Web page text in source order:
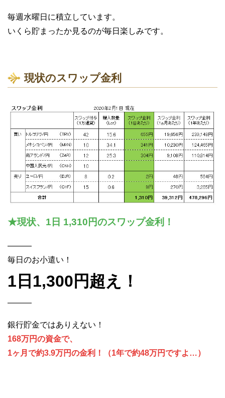
毎週水曜日に積立しています。
いくら貯まったか見るのが毎日楽しみです。
現状のスワップ金利
★現状、1日 1,310円のスワップ金利！
———
毎日のお小遣い！
1日1,300円超え！
———
銀行貯金ではありえない！
168万円の資金で、
1ヶ月で約3.9万円の金利！（1年で約48万円ですよ…）